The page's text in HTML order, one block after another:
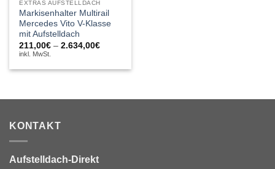
EXTRAS AUFSTELLDACH
Markisenhalter Multirail
Mercedes Vito V-Klasse
mit Aufstelldach
211,00€ –2.634,00€Preisspanne:
2.634,00€
inkl. MwSt.
KONTAKT
Aufstelldach-Direkt